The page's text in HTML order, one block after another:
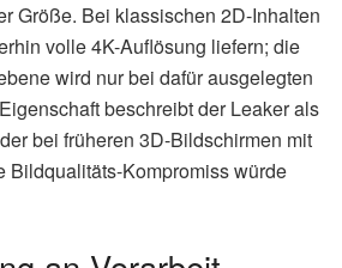
Größe. Bei klassischen 2D-Inhalten
volle 4K-Auflösung liefern; die
wird nur bei dafür ausgelegten
beschreibt der Leaker als
bei früheren 3D-Bildschirmen mit
Bildqualitäts-Kompromiss würde